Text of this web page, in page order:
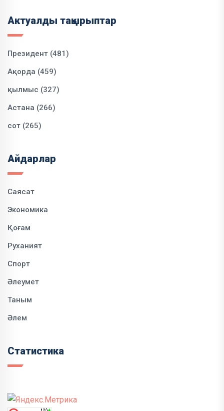
Актуалды тақырыптар
Президент (481)
Ақорда (459)
қылмыс (327)
Астана (266)
сот (265)
Айдарлар
Саясат
Экономика
Қоғам
Руханият
Спорт
Әлеумет
Таным
Әлем
Статистика